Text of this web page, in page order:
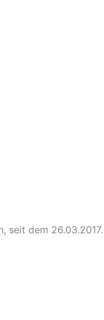
seit dem 26.03.2017.